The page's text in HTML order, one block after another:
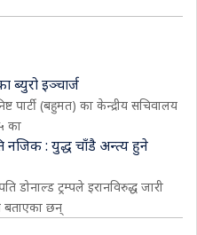
ब्युरो इञ्चार्ज
पार्टी (बहुमत) का केन्द्रीय सचिवालय
का
नजिक : युद्ध चाँडै अन्त्य हुने
डोनाल्ड ट्रम्पले इरानविरुद्ध जारी
बताएका छन्